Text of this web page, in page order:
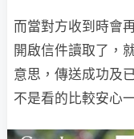
而當對方收到時會
開啟信件讀取了，
意思，傳送成功及
不是看的比較安心